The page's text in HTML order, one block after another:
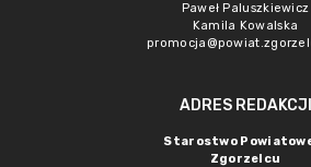
Paweł Paluszkiewicz
Kamila Kowalska
ADRES REDAKCJI
Starostwo
Zgorzelcu